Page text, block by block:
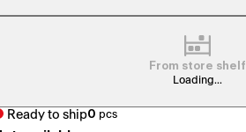
From store shelf
Loading...
Ready to ship0 pcs